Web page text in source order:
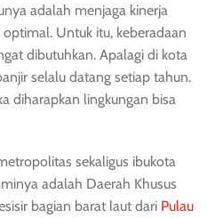
adalah menjaga kinerja
Untuk itu, keberadaan
dibutuhkan. Apalagi di kota
selalu datang setiap tahun.
diharapkan lingkungan bisa
sekaligus ibukota
adalah Daerah Khusus
bagian barat laut dari Pulau